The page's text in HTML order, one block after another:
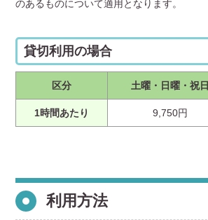
のあるものについて適用となります。
貸切利用の場合
区分 土曜・日曜・祝日
1時間あたり 9,750円
利用方法